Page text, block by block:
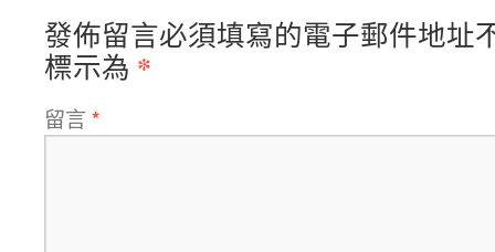
發佈留言必須填寫的電子郵件地址
標示為 *
留言 *